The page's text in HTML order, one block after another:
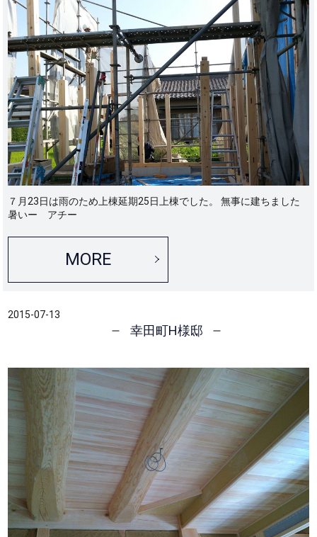
７月23日は雨のため上棟延期25日上棟でした。 無事に建ちました
暑いー アチー
MORE
2015-07-13
幸田町H様邸